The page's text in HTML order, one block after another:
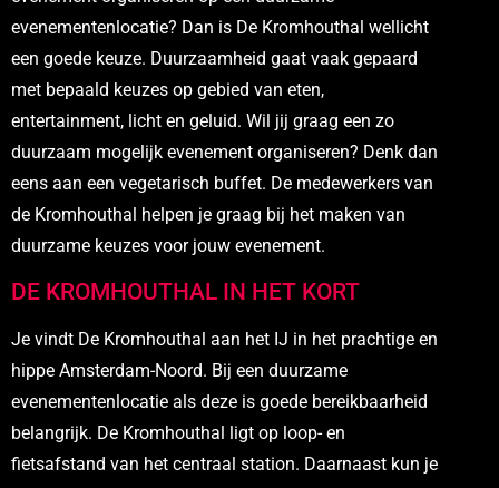
evenementenlocatie? Dan is De Kromhouthal wellicht
een goede keuze. Duurzaamheid gaat vaak gepaard
met bepaald keuzes op gebied van eten,
entertainment, licht en geluid. Wil jij graag een zo
duurzaam mogelijk evenement organiseren? Denk dan
eens aan een vegetarisch buffet. De medewerkers van
de Kromhouthal helpen je graag bij het maken van
duurzame keuzes voor jouw evenement.
DE KROMHOUTHAL IN HET KORT
Je vindt De Kromhouthal aan het IJ in het prachtige en
hippe Amsterdam-Noord. Bij een duurzame
evenementenlocatie als deze is goede bereikbaarheid
belangrijk. De Kromhouthal ligt op loop- en
fietsafstand van het centraal station. Daarnaast kun je